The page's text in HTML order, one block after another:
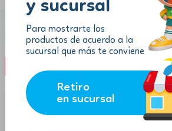
y sucursal
Para mostrarte los
productos de acuerdo a la
sucursal que más te conviene
Retiro
en sucursal
Categoría:Guitarras